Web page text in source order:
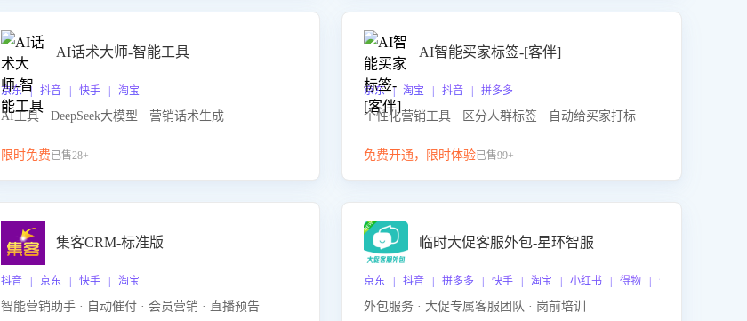
AI话术大师-智能工具
京东 | 抖音 | 快手 | 淘宝
AI工具 · DeepSeek大模型 · 营销话术生成
限时免费已售28+
AI智能买家标签-[客伴]
京东 | 淘宝 | 抖音 | 拼多多
个性化营销工具 · 区分人群标签 · 自动给买家打标
免费开通，限时体验已售99+
集客CRM-标准版
抖音 | 京东 | 快手 | 淘宝
智能营销助手 · 自动催付 · 会员营销 · 直播预告
临时大促客服外包-星环智服
京东 | 抖音 | 拼多多 | 快手 | 淘宝 | 小红书 | 得物 | 企业微信
外包服务 · 大促专属客服团队 · 岗前培训